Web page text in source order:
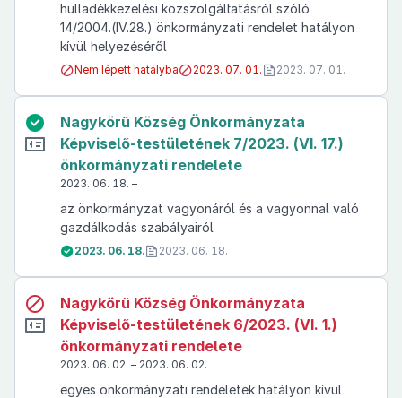
hulladékkezelési közszolgáltatásról szóló
14/2004.(IV.28.) önkormányzati rendelet hatályon
kívül helyezéséről
Nem lépett hatályba 2023. 07. 01. 2023. 07. 01.
Nagykörű Község Önkormányzata
Képviselő-testületének 7/2023. (VI. 17.)
önkormányzati rendelete
2023. 06. 18. –
az önkormányzat vagyonáról és a vagyonnal való
gazdálkodás szabályairól
2023. 06. 18. 2023. 06. 18.
Nagykörű Község Önkormányzata
Képviselő-testületének 6/2023. (VI. 1.)
önkormányzati rendelete
2023. 06. 02. – 2023. 06. 02.
egyes önkormányzati rendeletek hatályon kívül